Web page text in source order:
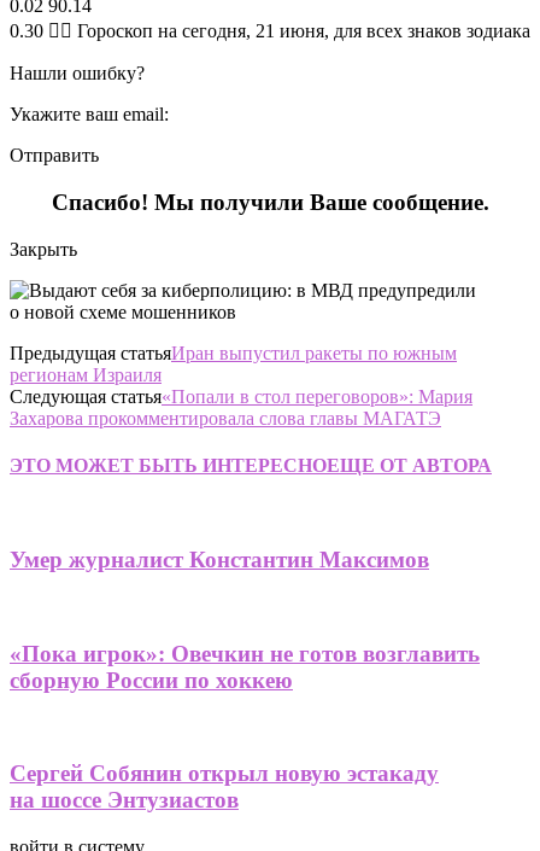
0.02 90.14
0.30 🧙‍♀ Гороскоп на сегодня, 21 июня, для всех знаков зодиака
Нашли ошибку?
Укажите ваш email:
Отправить
Спасибо! Мы получили Ваше сообщение.
Закрыть
Предыдущая статьяИран выпустил ракеты по южным
регионам Израиля
Следующая статья«Попали в стол переговоров»: Мария
Захарова прокомментировала слова главы МАГАТЭ
ЭТО МОЖЕТ БЫТЬ ИНТЕРЕСНОЕЩЕ ОТ АВТОРА
Умер журналист Константин Максимов
«Пока игрок»: Овечкин не готов возглавить
сборную России по хоккею
Сергей Собянин открыл новую эстакаду
на шоссе Энтузиастов
войти в систему